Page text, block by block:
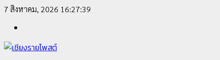
Skip
content
7 สิงหาคม, 2026 16:27:39